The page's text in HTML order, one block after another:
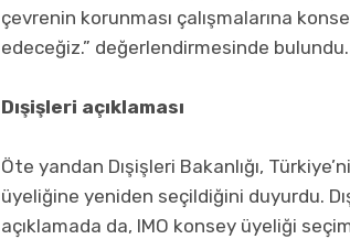
çevrenin korunması çalışmalarına
edeceğiz.” değerlendirmesinde bulundu.
Dışişleri açıklaması
Öte yandan Dışişleri Bakanlığı,
üyeliğine yeniden seçildiğini duyurdu.
açıklamada da, IMO konsey üyeliği